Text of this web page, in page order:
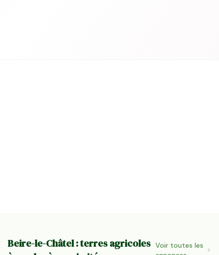
Beire-le-Châtel : terres agricoles Voir toutes les